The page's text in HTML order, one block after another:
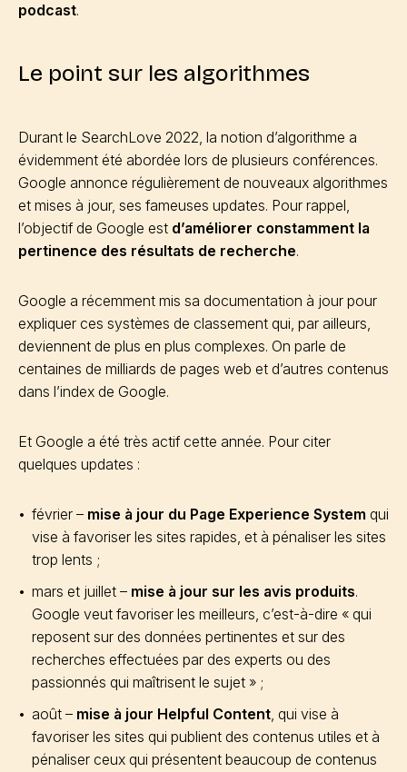
podcast.
Le point sur les algorithmes
Durant le SearchLove 2022, la notion d’algorithme a
évidemment été abordée lors de plusieurs conférences.
Google annonce régulièrement de nouveaux algorithmes
et mises à jour, ses fameuses updates. Pour rappel,
l’objectif de Google est d’améliorer constamment la
pertinence des résultats de recherche.
Google a récemment mis sa documentation à jour pour
expliquer ces systèmes de classement qui, par ailleurs,
deviennent de plus en plus complexes. On parle de
centaines de milliards de pages web et d’autres contenus
dans l’index de Google.
Et Google a été très actif cette année. Pour citer
quelques updates :
février – mise à jour du Page Experience System qui
vise à favoriser les sites rapides, et à pénaliser les sites
trop lents ;
mars et juillet – mise à jour sur les avis produits.
Google veut favoriser les meilleurs, c’est-à-dire « qui
reposent sur des données pertinentes et sur des
recherches effectuées par des experts ou des
passionnés qui maîtrisent le sujet » ;
août – mise à jour Helpful Content, qui vise à
favoriser les sites qui publient des contenus utiles et à
pénaliser ceux qui présentent beaucoup de contenus